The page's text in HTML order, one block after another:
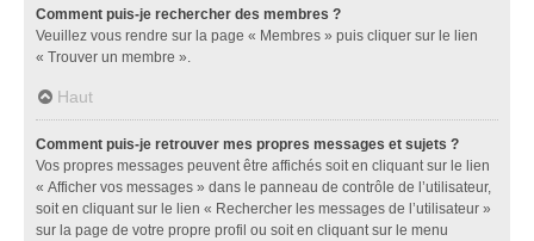
Comment puis-je rechercher des membres ?
Veuillez vous rendre sur la page « Membres » puis cliquer sur le lien
« Trouver un membre ».
Haut
Comment puis-je retrouver mes propres messages et sujets ?
Vos propres messages peuvent être affichés soit en cliquant sur le lien
« Afficher vos messages » dans le panneau de contrôle de l’utilisateur,
soit en cliquant sur le lien « Rechercher les messages de l’utilisateur »
sur la page de votre propre profil ou soit en cliquant sur le menu